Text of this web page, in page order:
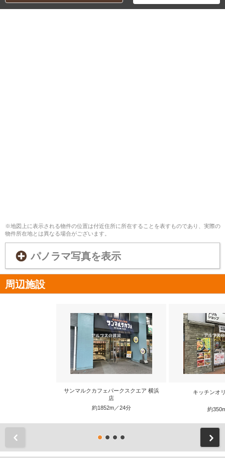
※地図上に表示される物件の位置は付近住所に所在することを表すものであり、実際の
物件所在地とは異なる場合がございます。
パノラマ写真を表示
周辺施設
サンマルクカフェパークスクエア 横浜
店
約1852m／24分
キッチンオ
約